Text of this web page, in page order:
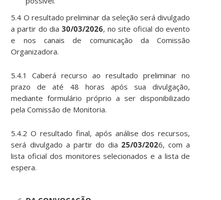
5.4 O resultado preliminar da seleção será divulgado
a partir do dia30/03/2026, no site oficial do evento
e nos canais de comunicação da Comissão
Organizadora.
5.4.1 Caberá recurso ao resultado preliminar no
prazo de até 48 horas após sua divulgação,
mediante formulário próprio a ser disponibilizado
pela Comissão de Monitoria.
5.4.2 O resultado final, após análise dos recursos,
será divulgado a partir do dia25/03/2026, com a
lista oficial dos monitores selecionados e a lista de
espera.